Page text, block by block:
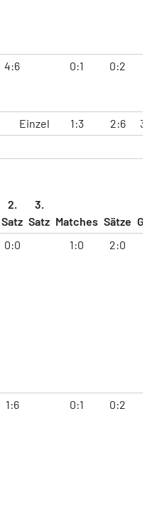
4:6 0:1 0:2
Einzel 1:3 2:6
2.
Satz
3.
Satz Matches Sätze
0:0 1:0 2:0
1:6 0:1 0:2